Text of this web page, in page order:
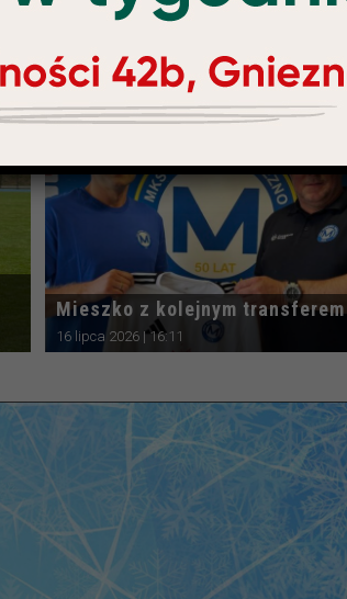
szatnię. „Mówimy o nowej
drużynie”
23 lipca 2026 | 20:22
Mieszko z kolejnym transferem
16 lipca 2026 | 16:11